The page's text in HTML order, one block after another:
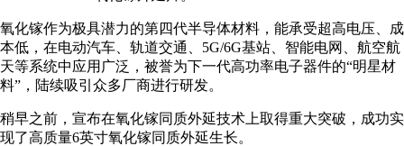
氧化镓作为极具潜力的第四代半导体材料，能承受超高电压、成
本低，在电动汽车、轨道交通、5G/6G基站、智能电网、航空航
天等系统中应用广泛，被誉为下一代高功率电子器件的“明星材
料”，陆续吸引众多厂商进行研发。
稍早之前，宣布在氧化镓同质外延技术上取得重大突破，成功实
现了高质量6英寸氧化镓同质外延生长。